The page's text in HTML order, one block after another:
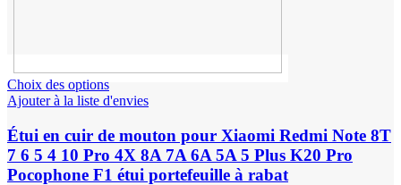
Choix des options
Ajouter à la liste d'envies
Étui en cuir de mouton pour Xiaomi Redmi Note 8T
7 6 5 4 10 Pro 4X 8A 7A 6A 5A 5 Plus K20 Pro
Pocophone F1 étui portefeuille à rabat